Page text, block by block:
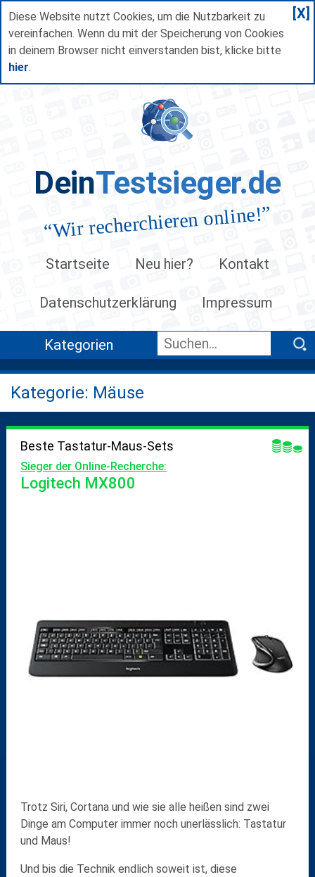
Diese Website nutzt Cookies, um die Nutzbarkeit zu
vereinfachen. Wenn du mit der Speicherung von Cookies
in deinem Browser nicht einverstanden bist, klicke bitte
hier.
[X]
DeinTestsieger.de
“Wir recherchieren online!”
Startseite Neu hier? Kontakt
Datenschutzerklärung Impressum
Kategorien
Kategorie: Mäuse
Beste Tastatur-Maus-Sets
Sieger der Online-Recherche:
Logitech MX800
Trotz Siri, Cortana und wie sie alle heißen sind zwei
Dinge am Computer immer noch unerlässlich: Tastatur
und Maus!
Und bis die Technik endlich soweit ist, diese